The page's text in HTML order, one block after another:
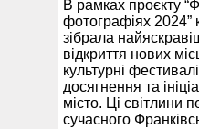
В рамках проєкту
фотографіях 2024”
зібрала
відкриття нових
культурні
досягнення та
місто. Ці світлини
сучасного